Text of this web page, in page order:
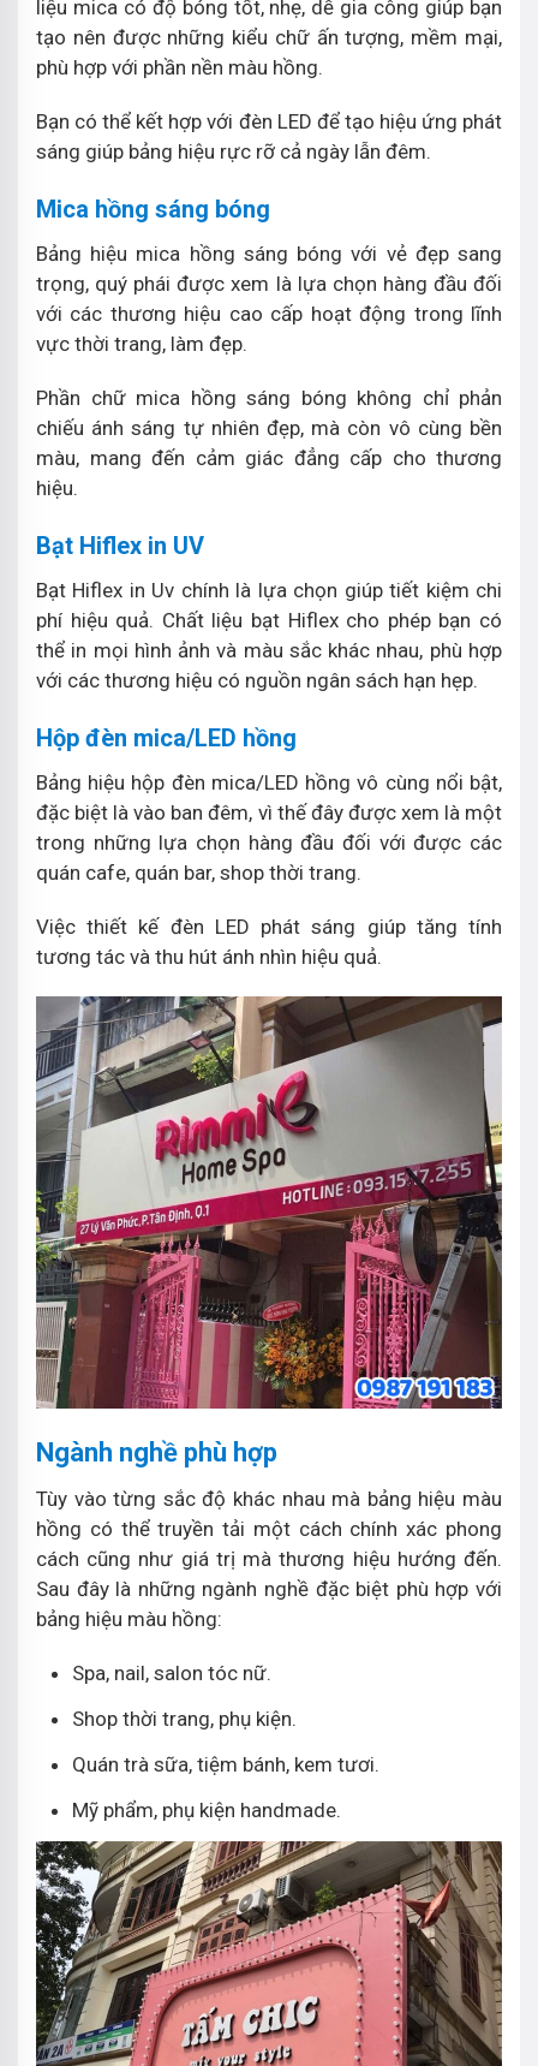
liệu mica có độ bóng tốt, nhẹ, dễ gia công giúp bạn
tạo nên được những kiểu chữ ấn tượng, mềm mại,
phù hợp với phần nền màu hồng.
Bạn có thể kết hợp với đèn LED để tạo hiệu ứng phát
sáng giúp bảng hiệu rực rỡ cả ngày lẫn đêm.
Mica hồng sáng bóng
Bảng hiệu mica hồng sáng bóng với vẻ đẹp sang
trọng, quý phái được xem là lựa chọn hàng đầu đối
với các thương hiệu cao cấp hoạt động trong lĩnh
vực thời trang, làm đẹp.
Phần chữ mica hồng sáng bóng không chỉ phản
chiếu ánh sáng tự nhiên đẹp, mà còn vô cùng bền
màu, mang đến cảm giác đẳng cấp cho thương
hiệu.
Bạt Hiflex in UV
Bạt Hiflex in Uv chính là lựa chọn giúp tiết kiệm chi
phí hiệu quả. Chất liệu bạt Hiflex cho phép bạn có
thể in mọi hình ảnh và màu sắc khác nhau, phù hợp
với các thương hiệu có nguồn ngân sách hạn hẹp.
Hộp đèn mica/LED hồng
Bảng hiệu hộp đèn mica/LED hồng vô cùng nổi bật,
đặc biệt là vào ban đêm, vì thế đây được xem là một
trong những lựa chọn hàng đầu đối với được các
quán cafe, quán bar, shop thời trang.
Việc thiết kế đèn LED phát sáng giúp tăng tính
tương tác và thu hút ánh nhìn hiệu quả.
Ngành nghề phù hợp
Tùy vào từng sắc độ khác nhau mà bảng hiệu màu
hồng có thể truyền tải một cách chính xác phong
cách cũng như giá trị mà thương hiệu hướng đến.
Sau đây là những ngành nghề đặc biệt phù hợp với
bảng hiệu màu hồng:
Spa, nail, salon tóc nữ.
Shop thời trang, phụ kiện.
Quán trà sữa, tiệm bánh, kem tươi.
Mỹ phẩm, phụ kiện handmade.